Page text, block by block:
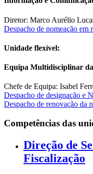
Diretor: Marco Aurélio
Despacho de nomeação
Unidade flexível:
Equipa Multidisciplinar
Chefe de Equipa: Isabel
Despacho de designação e
Despacho de renovação da
Competências das
Direção de
Fiscalização